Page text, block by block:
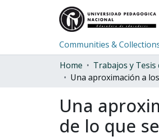
Communities &
Home
Trabajos y Tesis
Una
de lo que